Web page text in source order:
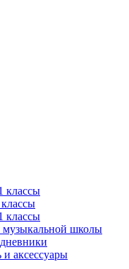
классы
классы
музыкальной школы
аксессуары